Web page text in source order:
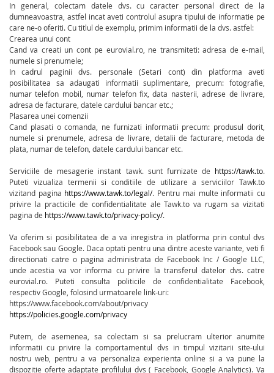
In general, colectam datele dvs. cu caracter personal direct de la
dumneavoastra, astfel incat aveti controlul asupra tipului de informatie pe
care ne-o oferiti. Cu titlul de exemplu, primim informatii de la dvs. astfel:
Crearea unui cont
Cand va creati un cont pe eurovial.ro, ne transmiteti: adresa de e-mail,
numele si prenumele;
In cadrul paginii dvs. personale (Setari cont) din platforma aveti
posibilitatea sa adaugati informatii suplimentare, precum: fotografie,
numar telefon mobil, numar telefon fix, data nasterii, adrese de livrare,
adresa de facturare, datele cardului bancar etc.;
Plasarea unei comenzii
Cand plasati o comanda, ne furnizati informatii precum: produsul dorit,
numele si prenumele, adresa de livrare, detalii de facturare, metoda de
plata, numar de telefon, datele cardului bancar etc.
Serviciile de mesagerie instant tawk. sunt furnizate de https://tawk.to.
Puteti vizualiza termenii si conditiile de utilizare a serviciilor Tawk.to
vizitand pagina https://www.tawk.to/legal/. Pentru mai multe informatii cu
privire la practicile de confidentialitate ale Tawk.to va rugam sa vizitati
pagina de https://www.tawk.to/privacy-policy/.
Va oferim si posibilitatea de a va inregistra in platforma prin contul dvs
Facebook sau Google. Daca optati pentru una dintre aceste variante, veti fi
directionati catre o pagina administrata de Facebook Inc / Google LLC,
unde acestia va vor informa cu privire la transferul datelor dvs. catre
eurovial.ro. Puteti consulta politicile de confidentialitate Facebook,
respectiv Google, folosind urmatoarele link-uri:
https://www.facebook.com/about/privacy
https://policies.google.com/privacy
Putem, de asemenea, sa colectam si sa prelucram ulterior anumite
informatii cu privire la comportamentul dvs in timpul vizitarii site-ului
nostru web, pentru a va personaliza experienta online si a va pune la
dispozitie oferte adaptate profilului dvs ( Facebook, Google Analytics). Va